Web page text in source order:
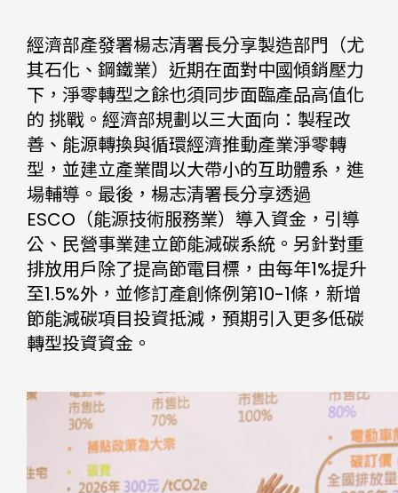
經濟部產發署楊志清署長分享製造部門（尤
其石化、鋼鐵業）近期在面對中國傾銷壓力
下，淨零轉型之餘也須同步面臨產品高值化
的 挑戰。經濟部規劃以三大面向：製程改
善、能源轉換與循環經濟推動產業淨零轉
型，並建立產業間以大帶小的互助體系，進
場輔導。最後，楊志清署長分享透過
ESCO（能源技術服務業）導入資金，引導
公、民營事業建立節能減碳系統。另針對重
排放用戶除了提高節電目標，由每年1%提升
至1.5%外，並修訂產創條例第10-1條，新增
節能減碳項目投資抵減，預期引入更多低碳
轉型投資資金。